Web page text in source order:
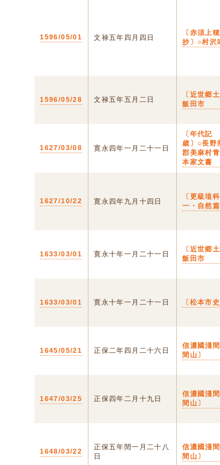
1596/05/01 文禄五年四月四日
〔赤須上
抄〕○村沢
1596/05/28 文禄五年五月二日
〔近世郷
飯田市
1627/03/08 寛永四年一月二十一日
〔年代記
歳〕○長野
郡美麻村
本家文書
1627/10/22 寛永四年九月十四日
〔更級
一・自然
1633/03/01 寛永十年一月二十一日
〔近世郷
飯田市
1633/03/01 寛永十年一月二十一日 〔松本市
1645/05/21 正保二年四月二十六日
信濃國淺
間山〕
1647/03/25 正保四年二月十九日
信濃國淺
間山〕
1648/03/22
正保五年閏一月二十八
日
信濃國淺
間山〕